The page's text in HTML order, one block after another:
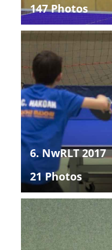
147 Photos
6. NwRLT 2017
21 Photos